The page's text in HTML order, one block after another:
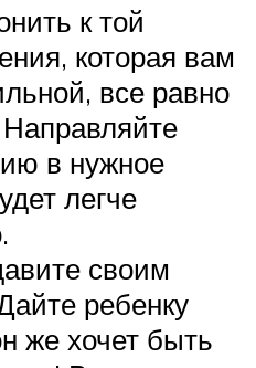
к той
которая вам
все равно
в нужное
легче
своим
ребенку
же хочет быть